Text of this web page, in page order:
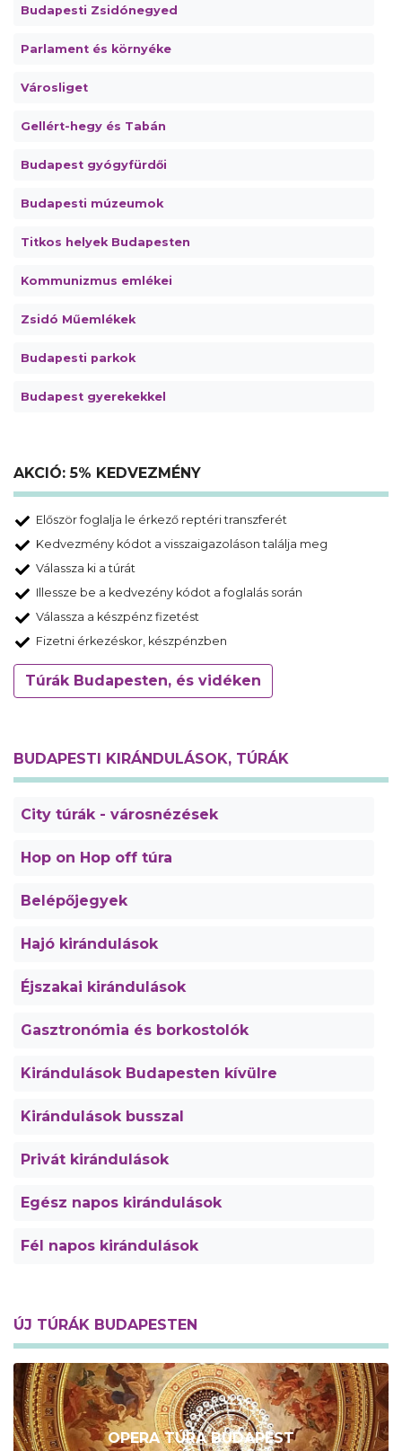
Budapesti Zsidónegyed
Parlament és környéke
Városliget
Gellért-hegy és Tabán
Budapest gyógyfürdői
Budapesti múzeumok
Titkos helyek Budapesten
Kommunizmus emlékei
Zsidó Műemlékek
Budapesti parkok
Budapest gyerekekkel
AKCIÓ: 5% KEDVEZMÉNY
Először foglalja le érkező reptéri transzferét
Kedvezmény kódot a visszaigazoláson találja meg
Válassza ki a túrát
Illessze be a kedvezény kódot a foglalás során
Válassza a készpénz fizetést
Fizetni érkezéskor, készpénzben
Túrák Budapesten, és vidéken
BUDAPESTI KIRÁNDULÁSOK, TÚRÁK
City túrák - városnézések
Hop on Hop off túra
Belépőjegyek
Hajó kirándulások
Éjszakai kirándulások
Gasztronómia és borkostolók
Kirándulások Budapesten kívülre
Kirándulások busszal
Privát kirándulások
Egész napos kirándulások
Fél napos kirándulások
ÚJ TÚRÁK BUDAPESTEN
OPERA TÚRA BUDAPEST